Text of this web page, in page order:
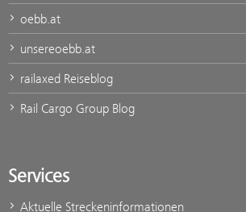
oebb.at
unsereoebb.at
railaxed Reiseblog
Rail Cargo Group Blog
Services
Aktuelle Streckeninformationen